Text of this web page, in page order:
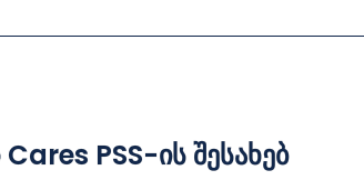
ველზე მუშაობის ისტორიები
PSS-ის შესახებ